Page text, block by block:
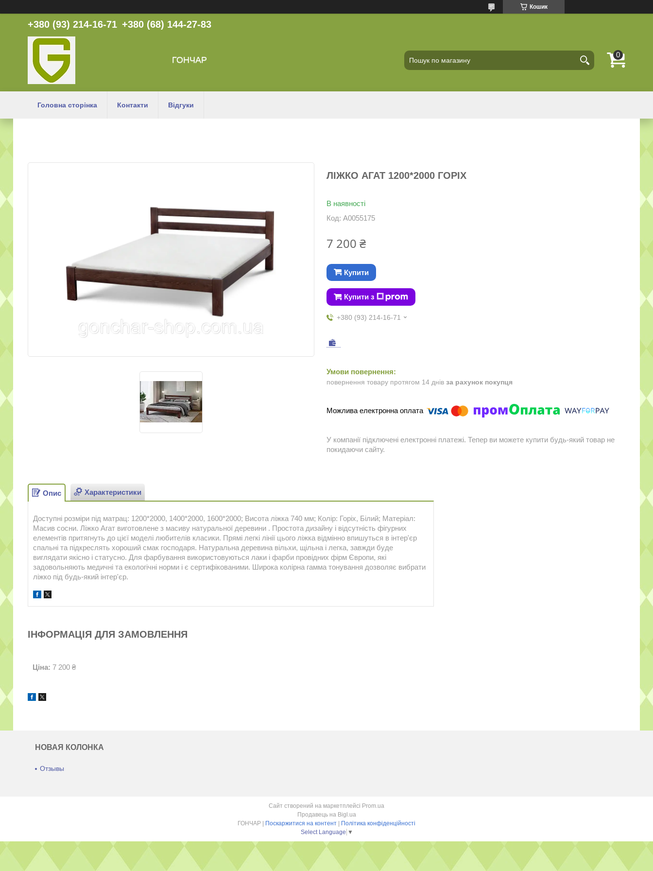
Кошик
+380 (93) 214-16-71 +380 (68) 144-27-83
ГОНЧАР
Головна сторінка Контакти Відгуки
ЛІЖКО АГАТ 1200*2000 ГОРІХ
В наявності
Код: А0055175
7 200 ₴
Купити
Купити з
+380 (93) 214-16-71
повернення товару протягом 14 днів за рахунок покупця
У компанії підключені електронні платежі. Тепер ви можете купити будь-який товар не
покидаючи сайту.
Опис Характеристики
Доступні розміри під матрац: 1200*2000, 1400*2000, 1600*2000; Висота ліжка 740 мм; Колір: Горіх, Білий; Матеріал:
Масив сосни. Ліжко Агат виготовлене з масиву натуральної деревини . Простота дизайну і відсутність фігурних
елементів притягнуть до цієї моделі любителів класики. Прямі легкі лінії цього ліжка відмінно впишуться в інтер'єр
спальні та підкреслять хороший смак господаря. Натуральна деревина вільхи, щільна і легка, завжди буде
виглядати якісно і статусно. Для фарбування використовуються лаки і фарби провідних фірм Європи, які
задовольняють медичні та екологічні норми і є сертифікованими. Широка колірна гамма тонування дозволяє вибрати
ліжко під будь-який інтер'єр.
ІНФОРМАЦІЯ ДЛЯ ЗАМОВЛЕННЯ
Ціна: 7 200 ₴
НОВАЯ КОЛОНКА
Отзывы
Сайт створений на маркетплейсі Prom.ua
Продавець на Bigl.ua
ГОНЧАР | Поскаржитися на контент | Політика конфіденційності
Select Language ▼